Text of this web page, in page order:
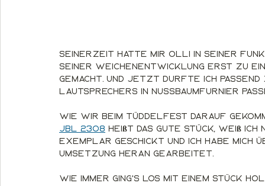
Seinerzeit hatte mir Olli in seiner
seiner Weichenentwicklung erst zu
gemacht. Und jetzt durfte ich
Lautsprechers in Nussbaumfurnier
Wie wir beim Tüddelfest darauf
JBL 2308 heißt das gute Stück, weiß
Exemplar geschickt und ich habe
Umsetzung heran gearbeitet.
Wie immer ging's los mit einem Stück